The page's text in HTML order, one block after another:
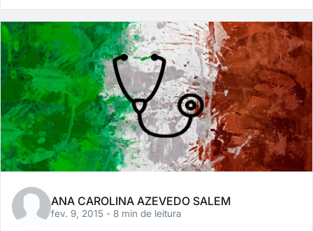
ANA CAROLINA AZEVEDO SALEM
fev. 9, 2015 - 8 min de leitura